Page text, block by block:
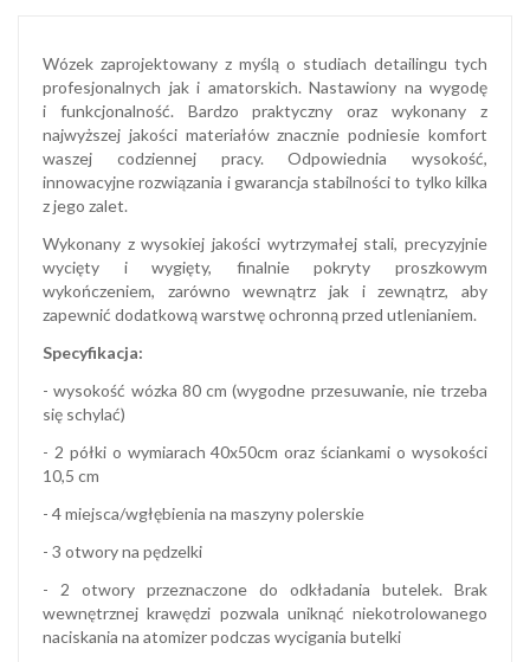
Wózek zaprojektowany z myślą o studiach detailingu tych
profesjonalnych jak i amatorskich. Nastawiony na wygodę
i funkcjonalność. Bardzo praktyczny oraz wykonany z
najwyższej jakości materiałów znacznie podniesie komfort
waszej codziennej pracy. Odpowiednia wysokość,
innowacyjne rozwiązania i gwarancja stabilności to tylko kilka
z jego zalet.
Wykonany z wysokiej jakości wytrzymałej stali, precyzyjnie
wycięty i wygięty, finalnie pokryty proszkowym
wykończeniem, zarówno wewnątrz jak i zewnątrz, aby
zapewnić dodatkową warstwę ochronną przed utlenianiem.
Specyfikacja:
- wysokość wózka 80 cm (wygodne przesuwanie, nie trzeba
się schylać)
- 2 półki o wymiarach 40x50cm oraz ściankami o wysokości
10,5 cm
- 4 miejsca/wgłębienia na maszyny polerskie
- 3 otwory na pędzelki
- 2 otwory przeznaczone do odkładania butelek. Brak
wewnętrznej krawędzi pozwala uniknąć niekotrolowanego
naciskania na atomizer podczas wycigania butelki